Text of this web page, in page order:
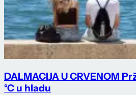
DALMACIJA U CRVENOM
°C u hladu